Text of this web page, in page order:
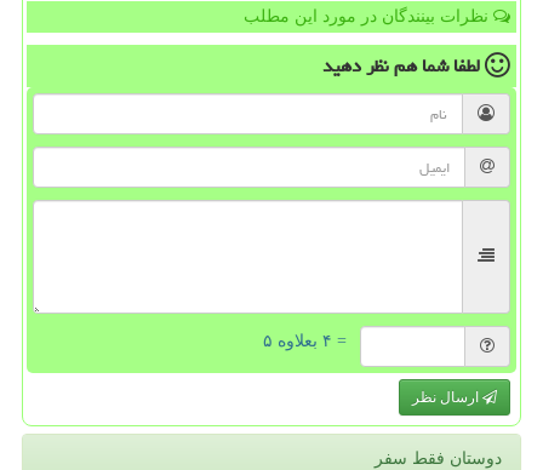
نظرات بینندگان در مورد این مطلب
لطفا شما همنظر دهید
= ۴ بعلاوه ۵
ارسال نظر
دوستان فقط سفر